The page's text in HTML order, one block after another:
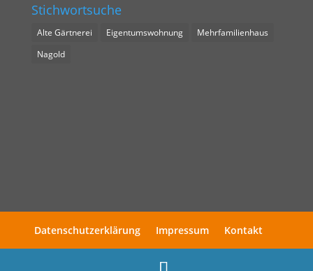
Stichwortsuche
Alte Gärtnerei Eigentumswohnung
Mehrfamilienhaus
Nagold
Datenschutzerklärung Impressum Kontakt